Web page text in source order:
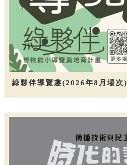
綠夥伴導覽趣(2026年8月場次)